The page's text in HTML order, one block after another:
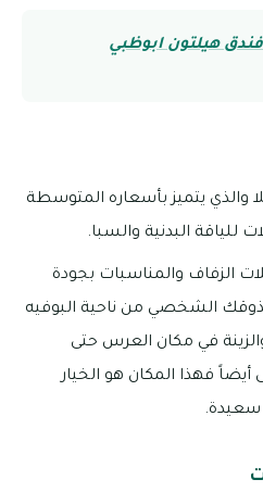
هيلتون ابوظبي
والذي يتميز بأسعاره المتوسطة
للياقة البدنية والسبا.
الزفاف والمناسبات بجودة
الشخصي من ناحية البوفيه
في مكان العرس حتى
فهذا المكان هو الخيار
سعيدة.